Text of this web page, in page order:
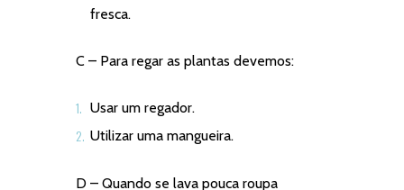
fresca.
C – Para regar as plantas devemos:
Usar um regador.
Utilizar uma mangueira.
D – Quando se lava pouca roupa